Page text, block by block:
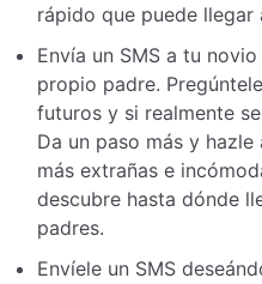
rápido que puede llegar
Envía un SMS a tu
propio padre.
futuros y si realmente
Da un paso más y
más extrañas e
descubre hasta dónde
padres.
Envíele un SMS